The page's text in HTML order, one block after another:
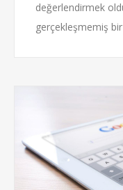
değerlendirmek
gerçekleşmemiş bir
listeleyerek,
dikkat etmelisiniz :
1. En önemlisi ve
Referanslarını